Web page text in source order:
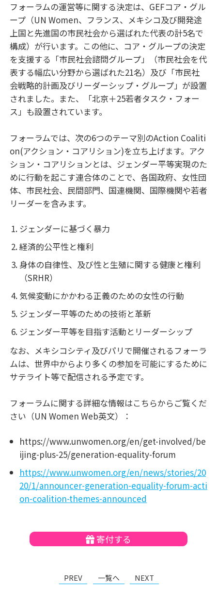
フォーラムの運営等に関する決定は、GEFコア・グル
ープ（UN Women、フランス、メキシコ及び開発途
上国と先進国の市民社会から選ばれた代表の計5名で
構成）が行います。この他に、コア・グループの決定
を支援する「市民社会諮問グループ」（市民社会を代
表する幅広い分野から選ばれた21名）及び「市民社
会戦略的計画及びリーダーシップ・グループ」が設置
されました。また、「北京＋25若者タスク・フォー
ス」も設置されています。
フォーラムでは、次の6つのテーマ別のAction Coaliti
on(アクション・コアリション)を立ち上げます。アク
ション・コアリションとは、ジェンダー平等実現のた
めに行動を起こす連合体のことで、各国政府、女性団
体、市民社会、民間部門、国連機関、国際機関や若者
リーダーを含みます。
ジェンダーに基づく暴力
経済的公平性と権利
身体の自律性、及び性と生殖に関する健康と権利
（SRHR）
気候変動にかかわる正義のための女性の行動
ジェンダー平等のための技術と革新
ジェンダー平等を目指す活動とリーダーシップ
なお、メキシコシティ及びパリで開催されるフォーラ
ムは、世界中からより多くの参加を可能にするために
サテライト等で配信される予定です。
フォーラムに関する詳細な情報はこちらからご覧くだ
さい（UN Women Web英文）：
https://www.unwomen.org/en/get-involved/be
ijing-plus-25/generation-equality-forum
https://www.unwomen.org/en/news/stories/20
20/1/announcer-generation-equality-forum-acti
on-coalition-themes-announced
寄付する
PREV 一覧へ NEXT